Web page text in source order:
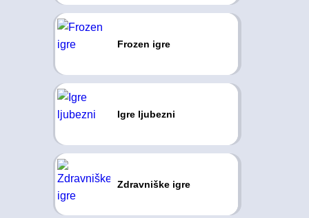
Frozen igre
Igre ljubezni
Zdravniške igre